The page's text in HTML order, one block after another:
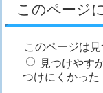
このページ
このページは
見つけやす
つけにくかった